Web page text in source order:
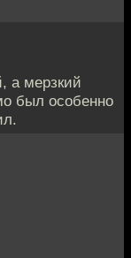
а мерзкий
был особенно